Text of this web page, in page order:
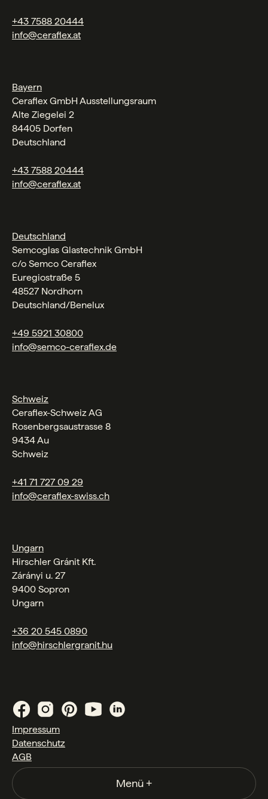
Menü+
+43 7588 20444
info@ceraflex.at
Bayern
Ceraflex GmbH Ausstellungsraum
Alte Ziegelei 2
84405 Dorfen
Deutschland
+43 7588 20444
info@ceraflex.at
Deutschland
Semcoglas Glastechnik GmbH
c/o Semco Ceraflex
Euregiostraße 5
48527 Nordhorn
Deutschland/Benelux
+49 5921 30800
info@semco-ceraflex.de
Schweiz
Ceraflex-Schweiz AG
Rosenbergsaustrasse 8
9434 Au
Schweiz
+41 71 727 09 29
info@ceraflex-swiss.ch
Ungarn
Hirschler Gránit Kft.
Zárányi u. 27
9400 Sopron
Ungarn
+36 20 545 0890
info@hirschlergranit.hu
Impressum
Datenschutz
AGB